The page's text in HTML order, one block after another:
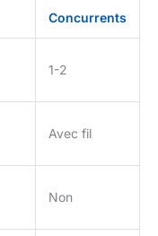
Concurrents
1-2
Avec fil
Non